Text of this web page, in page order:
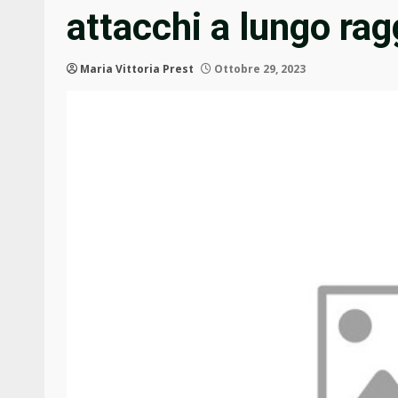
attacchi a lungo
Maria Vittoria Prest Ottobre 29, 2023